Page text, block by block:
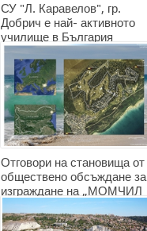
СУ "Л. Каравелов", гр.
Добрич е най- активното
училище в България
Отговори на становища от
обществено обсъждане за
изграждане на „МОМЧИЛ
ГОЛФ И ГОЛФ ИГРИЩЕ”